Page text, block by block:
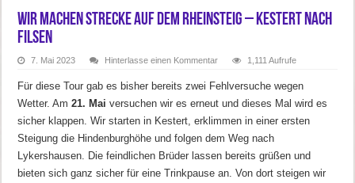
Wir machen Strecke auf dem Rheinsteig – Kestert nach
Filsen
7. Mai 2023 Hinterlasse einen Kommentar 1,111 Aufrufe
Für diese Tour gab es bisher bereits zwei Fehlversuche wegen
Wetter. Am21. Maiversuchen wir es erneut und dieses Mal wird es
sicher klappen. Wir starten in Kestert, erklimmen in einer ersten
Steigung die Hindenburghöhe und folgen dem Weg nach
Lykershausen. Die feindlichen Brüder lassen bereits grüßen und
bieten sich ganz sicher für eine Trinkpause an. Von dort steigen wir